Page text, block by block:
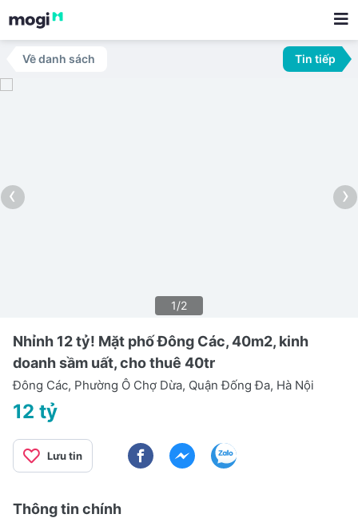
Về danh sách Tin tiếp
‹ ›
1/2
Nhỉnh 12 tỷ! Mặt phố Đông Các, 40m2, kinh
doanh sầm uất, cho thuê 40tr
Đông Các, Phường Ô Chợ Dừa, Quận Đống Đa, Hà Nội
12 tỷ
Lưu tin
Thông tin chính